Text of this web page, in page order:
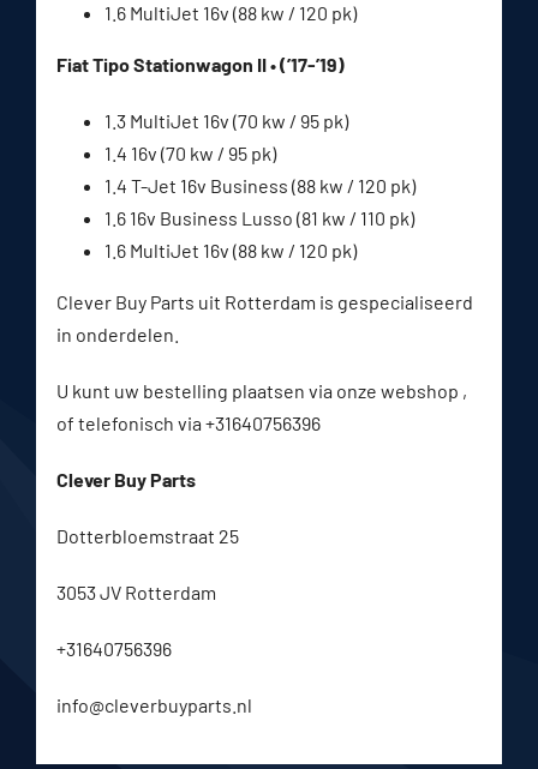
1.6 MultiJet 16v (88 kw / 120 pk)
Fiat Tipo Stationwagon II • (’17-’19)
1.3 MultiJet 16v (70 kw / 95 pk)
1.4 16v (70 kw / 95 pk)
1.4 T-Jet 16v Business (88 kw / 120 pk)
1.6 16v Business Lusso (81 kw / 110 pk)
1.6 MultiJet 16v (88 kw / 120 pk)
Clever Buy Parts uit Rotterdam is gespecialiseerd
in onderdelen.
U kunt uw bestelling plaatsen via onze webshop ,
of telefonisch via +31640756396
Clever Buy Parts
Dotterbloemstraat 25
3053 JV Rotterdam
+31640756396
info@cleverbuyparts.nl